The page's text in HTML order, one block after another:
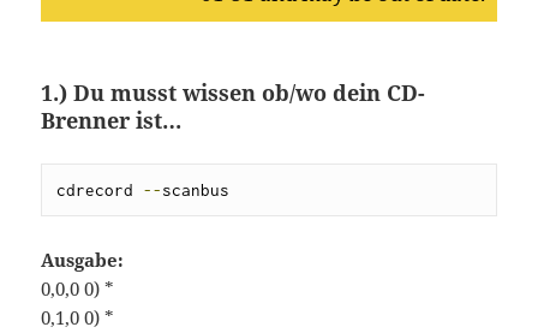
1.) Du musst wissen ob/wo dein CD-
Brenner ist…
cdrecord --scanbus
Ausgabe:
0,0,0 0) *
0,1,0 0) *